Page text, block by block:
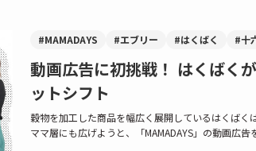
#MAMADAYS #エブリー #はくばく #十
動画広告に初挑戦！ はくばく
ットシフト
穀物を加工した商品を幅広く展開しているはくばく
ママ層にも広げようと、「MAMADAYS」の動画広